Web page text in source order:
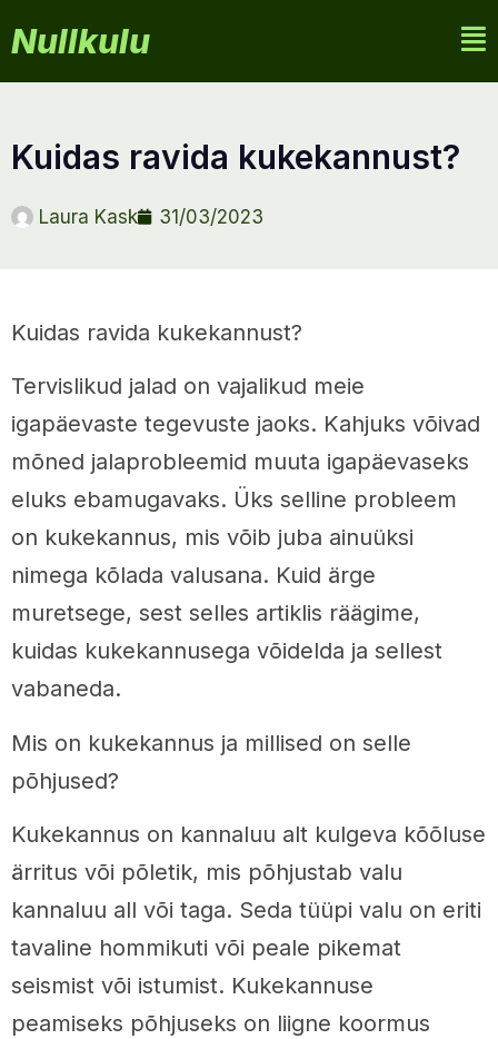
Nullkulu
kuidas ravida kukekannust?
Laura Kask 31/03/2023
Kuidas ravida kukekannust?
Tervislikud jalad on vajalikud meie
igapäevaste tegevuste jaoks. Kahjuks võivad
mõned jalaprobleemid muuta igapäevaseks
eluks ebamugavaks. Üks selline probleem
on kukekannus, mis võib juba ainuüksi
nimega kõlada valusana. Kuid ärge
muretsege, sest selles artiklis räägime,
kuidas kukekannusega võidelda ja sellest
vabaneda.
Mis on kukekannus ja millised on selle
põhjused?
Kukekannus on kannaluu alt kulgeva kõõluse
ärritus või põletik, mis põhjustab valu
kannaluu all või taga. Seda tüüpi valu on eriti
tavaline hommikuti või peale pikemat
seismist või istumist. Kukekannuse
peamiseks põhjuseks on liigne koormus